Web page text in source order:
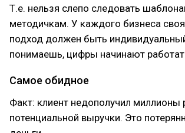
Т.е. нельзя слепо следовать
методичкам. У каждого бизнеса
подход должен быть
понимаешь, цифры начинают
Самое обидное
Факт: клиент недополучил миллионы
потенциальной выручки. Это